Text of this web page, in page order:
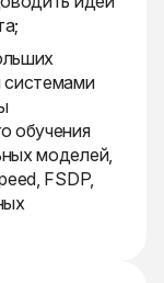
системами
обучения
моделей,
FSDP,